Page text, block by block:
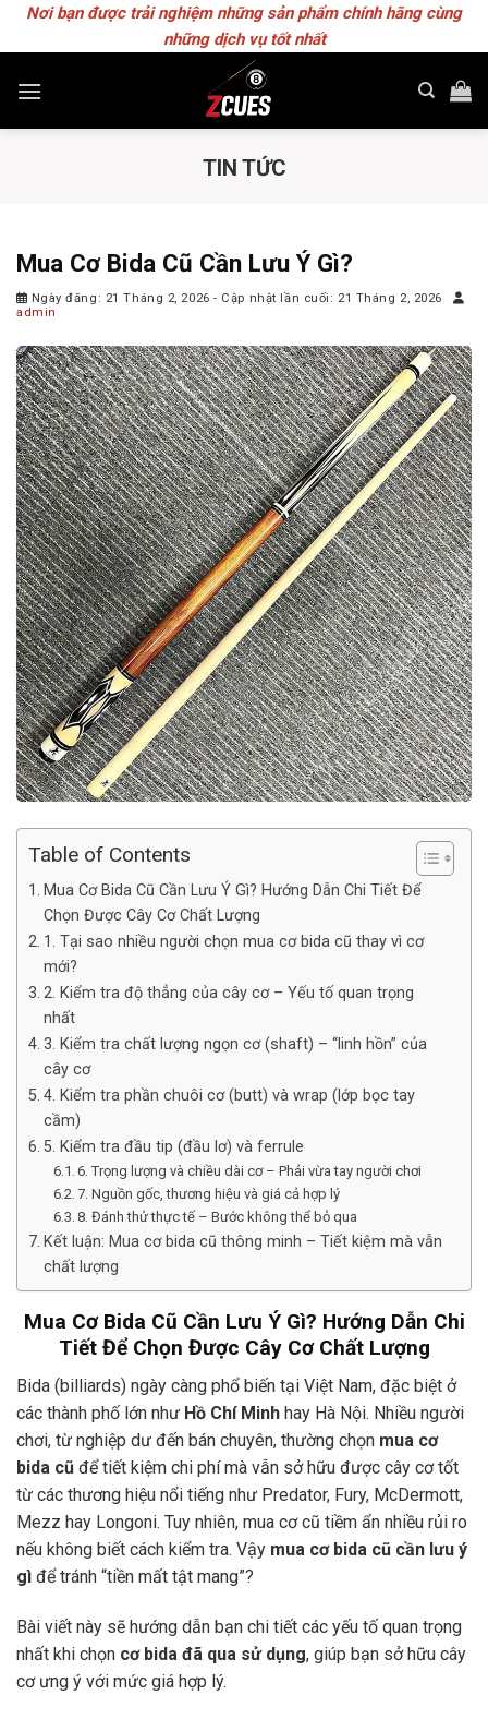
SkipNơi bạn được trải nghiệm những sản phẩm chính hãng cùng
những dịch vụ tốt nhất
TIN TỨC
Mua Cơ Bida Cũ Cần Lưu Ý Gì?
Ngày đăng: 21 Tháng 2, 2026 - Cập nhật lần cuối: 21 Tháng 2, 2026
admin
Table of Contents
Mua Cơ Bida Cũ Cần Lưu Ý Gì? Hướng Dẫn Chi Tiết Để
Chọn Được Cây Cơ Chất Lượng
1. Tại sao nhiều người chọn mua cơ bida cũ thay vì cơ
mới?
2. Kiểm tra độ thẳng của cây cơ – Yếu tố quan trọng
nhất
3. Kiểm tra chất lượng ngọn cơ (shaft) – “linh hồn” của
cây cơ
4. Kiểm tra phần chuôi cơ (butt) và wrap (lớp bọc tay
cầm)
5. Kiểm tra đầu tip (đầu lơ) và ferrule
6. Trọng lượng và chiều dài cơ – Phải vừa tay người chơi
7. Nguồn gốc, thương hiệu và giá cả hợp lý
8. Đánh thử thực tế – Bước không thể bỏ qua
Kết luận: Mua cơ bida cũ thông minh – Tiết kiệm mà vẫn
chất lượng
Mua Cơ Bida Cũ Cần Lưu Ý Gì? Hướng Dẫn Chi
Tiết Để Chọn Được Cây Cơ Chất Lượng
Bida (billiards) ngày càng phổ biến tại Việt Nam, đặc biệt ở
các thành phố lớn như Hồ Chí Minh hay Hà Nội. Nhiều người
chơi, từ nghiệp dư đến bán chuyên, thường chọn mua cơ
bida cũ để tiết kiệm chi phí mà vẫn sở hữu được cây cơ tốt
từ các thương hiệu nổi tiếng như Predator, Fury, McDermott,
Mezz hay Longoni. Tuy nhiên, mua cơ cũ tiềm ẩn nhiều rủi ro
nếu không biết cách kiểm tra. Vậy mua cơ bida cũ cần lưu ý
gì để tránh “tiền mất tật mang”?
Bài viết này sẽ hướng dẫn bạn chi tiết các yếu tố quan trọng
nhất khi chọn cơ bida đã qua sử dụng, giúp bạn sở hữu cây
cơ ưng ý với mức giá hợp lý.